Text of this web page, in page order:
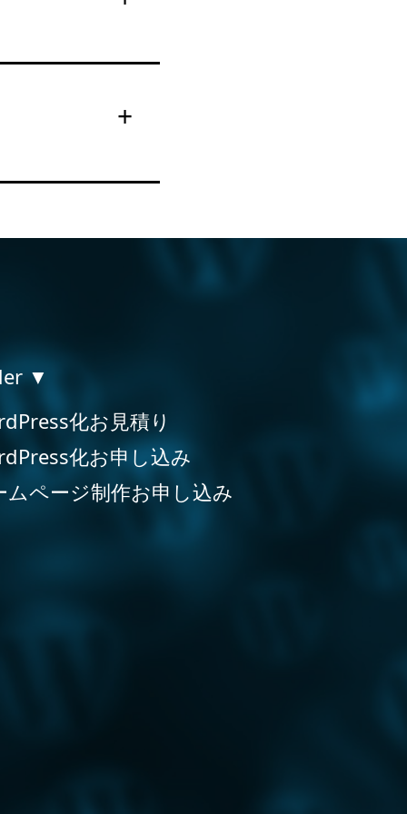
▼
化お見積り
化お申し込み
ムページ制作お申し込み